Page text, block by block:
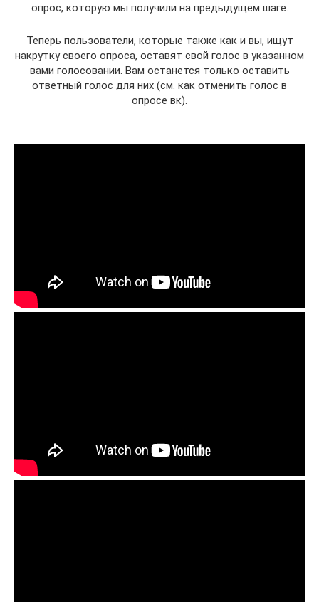
опрос, которую мы получили на предыдущем шаге.
Теперь пользователи, которые также как и вы, ищут
накрутку своего опроса, оставят свой голос в указанном
вами голосовании. Вам останется только оставить
ответный голос для них (см. как отменить голос в
опросе вк).